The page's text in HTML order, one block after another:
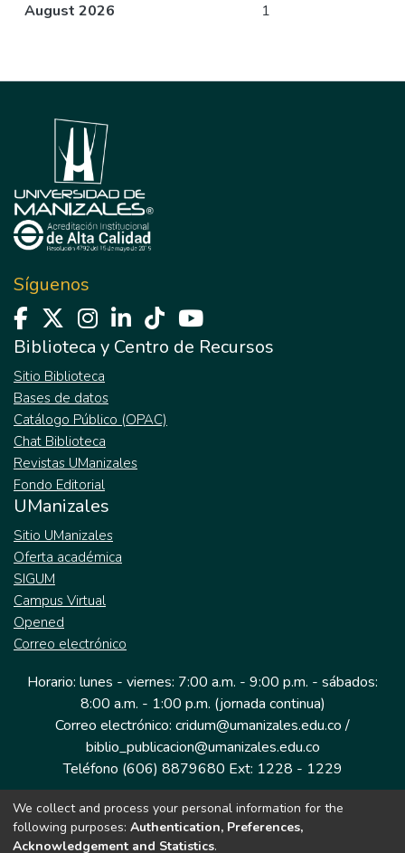
August 2026
1
Síguenos
Biblioteca y Centro de Recursos
Sitio Biblioteca
Bases de datos
Catálogo Público (OPAC)
Chat Biblioteca
Revistas UManizales
Fondo Editorial
UManizales
Sitio UManizales
Oferta académica
SIGUM
Campus Virtual
Opened
Correo electrónico
Horario: lunes - viernes: 7:00 a.m. - 9:00 p.m. - sábados:
8:00 a.m. - 1:00 p.m. (jornada continua)
Correo electrónico: cridum@umanizales.edu.co /
biblio_publicacion@umanizales.edu.co
Teléfono (606) 8879680 Ext: 1228 - 1229
Dirección: Cra 9 a # 19-03 Edificio histórico, piso 1
Manizales, Caldas
We collect and process your personal information for the
following purposes: Authentication, Preferences,
Acknowledgement and Statistics.